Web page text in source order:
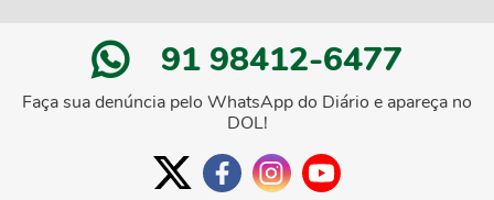
91 98412-6477
Faça sua denúncia pelo WhatsApp do Diário e apareça no
DOL!